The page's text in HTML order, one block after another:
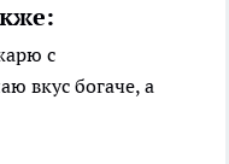
с
вкус богаче, а